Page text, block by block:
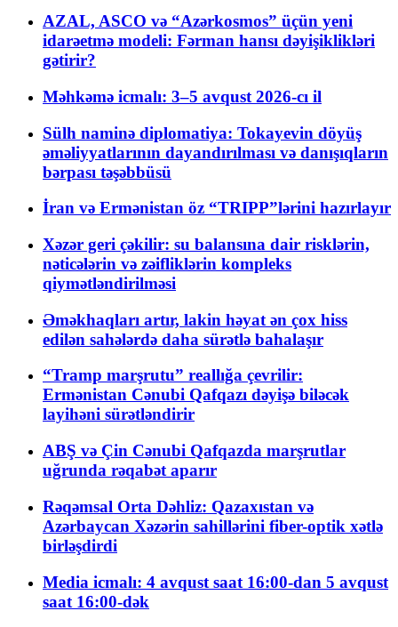
AZAL, ASCO və “Azərkosmos” üçün yeni
idarəetmə modeli: Fərman hansı dəyişiklikləri
gətirir?
Məhkəmə icmalı: 3–5 avqust 2026-cı il
Sülh naminə diplomatiya: Tokayevin döyüş
əməliyyatlarının dayandırılması və danışıqların
bərpası təşəbbüsü
İran və Ermənistan öz “TRIPP”lərini hazırlayır
Xəzər geri çəkilir: su balansına dair risklərin,
nəticələrin və zəifliklərin kompleks
qiymətləndirilməsi
Əməkhaqları artır, lakin həyat ən çox hiss
edilən sahələrdə daha sürətlə bahalaşır
“Tramp marşrutu” reallığa çevrilir:
Ermənistan Cənubi Qafqazı dəyişə biləcək
layihəni sürətləndirir
ABŞ və Çin Cənubi Qafqazda marşrutlar
uğrunda rəqabət aparır
Rəqəmsal Orta Dəhliz: Qazaxıstan və
Azərbaycan Xəzərin sahillərini fiber-optik xətlə
birləşdirdi
Media icmalı: 4 avqust saat 16:00-dan 5 avqust
saat 16:00-dək